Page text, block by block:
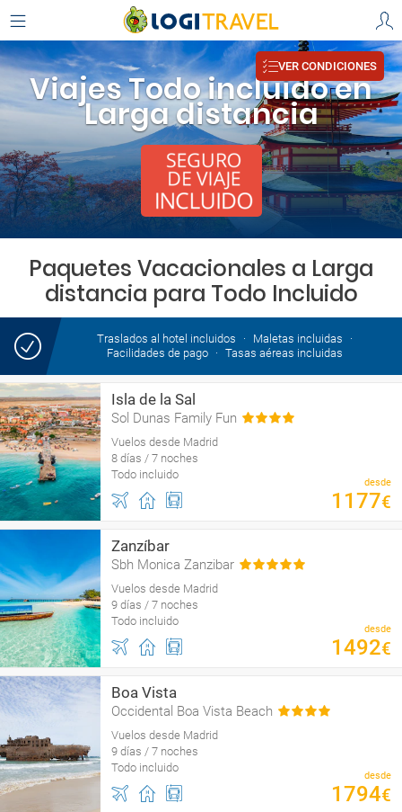
Viajes Todo incluido en
Larga distancia
VER CONDICIONES
Paquetes Vacacionales a Larga
distancia para Todo Incluido
Traslados al hotel incluidos
Maletas incluidas
Facilidades de pago
Tasas aéreas incluidas
Isla de la Sal
Sol Dunas Family Fun
Vuelos desde Madrid
8 días / 7 noches
Todo incluido
desde
1177€
Zanzíbar
Sbh Monica Zanzibar
Vuelos desde Madrid
9 días / 7 noches
Todo incluido
desde
1492€
Boa Vista
Occidental Boa Vista Beach
Vuelos desde Madrid
9 días / 7 noches
Todo incluido
desde
1794€